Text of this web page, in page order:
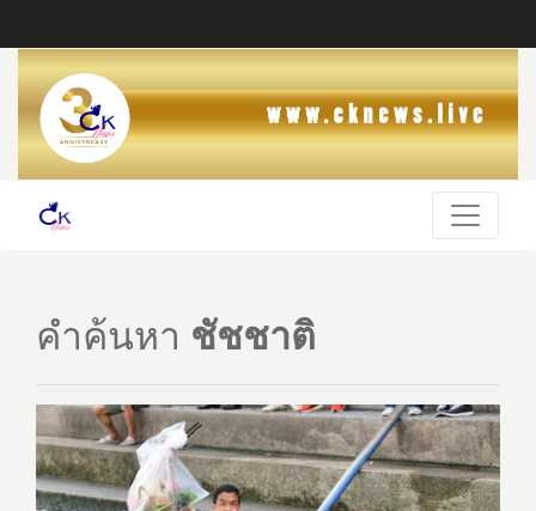
คำค้นหา ชัชชาติ